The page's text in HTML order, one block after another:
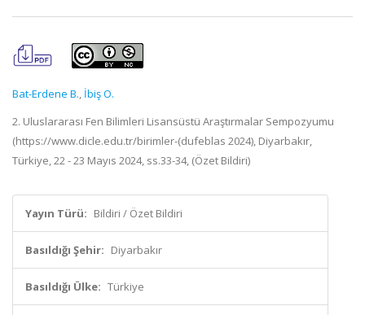
Bat-Erdene B., İbiş O.
2. Uluslararası Fen Bilimleri Lisansüstü Araştırmalar Sempozyumu
(https://www.dicle.edu.tr/birimler-(dufeblas 2024), Diyarbakır,
Türkiye, 22 - 23 Mayıs 2024, ss.33-34, (Özet Bildiri)
Yayın Türü: Bildiri / Özet Bildiri
Basıldığı Şehir: Diyarbakır
Basıldığı Ülke: Türkiye